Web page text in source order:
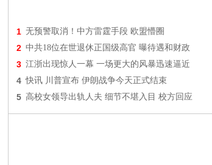
1 无预警取消！中方雷霆手段 欧盟懵圈
2 中共18位在世退休正国级高官 曝待遇和财政
3 江浙出现惊人一幕 一场更大的风暴迅速逼近
4 快讯 川普宣布 伊朗战争今天正式结束
5 高校女领导出轨人夫 细节不堪入目 校方回应